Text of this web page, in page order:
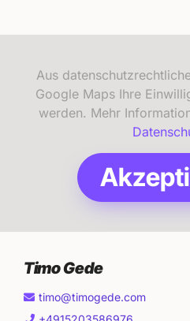
Aus
Google Maps Ihre
werden. Mehr
Timo Gede
timo@timogede.com